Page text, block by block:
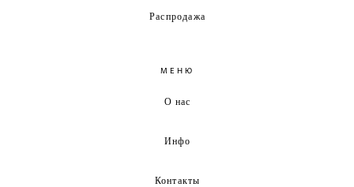
Распродажа
МЕНЮ
О нас
Инфо
Контакты